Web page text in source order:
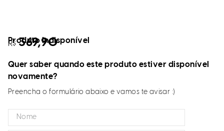
R$ 369,90
Produto indisponível
Quer saber quando este produto estiver disponível
novamente?
Preencha o formulário abaixo e vamos te avisar :)